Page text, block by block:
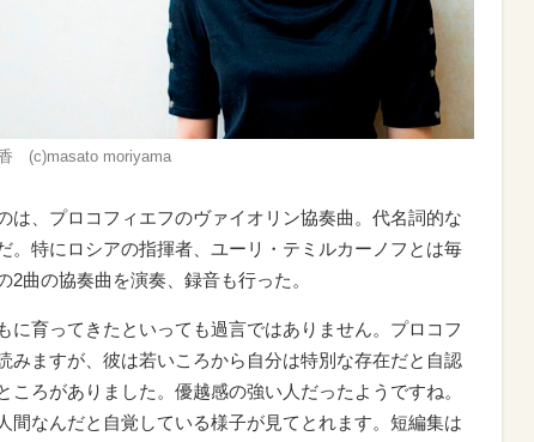
(c)masato moriyama
は、プロコフィエフのヴァイオリン協奏曲。代名詞的な
。特にロシアの指揮者、ユーリ・テミルカーノフとは毎
曲の協奏曲を演奏、録音も行った。
に育ってきたといっても過言ではありません。プロコフ
みますが、彼は若いころから自分は特別な存在だと自認
ころがありました。優越感の強い人だったようですね。
間なんだと自覚している様子が見てとれます。短編集は